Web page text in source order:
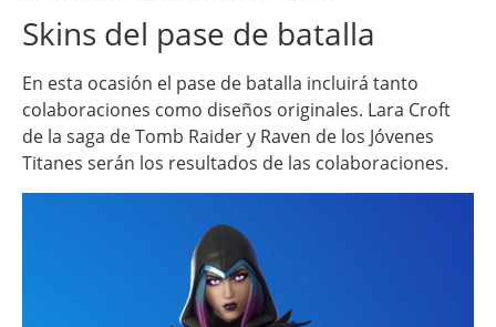
Skins del pase de batalla
En esta ocasión el pase de batalla incluirá tanto
colaboraciones como diseños originales. Lara Croft
de la saga de Tomb Raider y Raven de los Jóvenes
Titanes serán los resultados de las colaboraciones.